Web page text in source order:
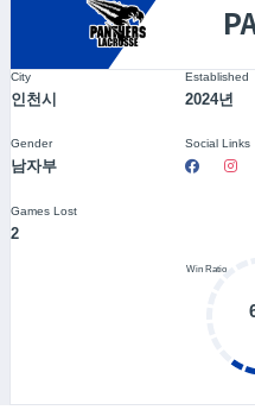
City
인천시
Established
2024년
Gender
남자부
Social Links
Games Lost
2